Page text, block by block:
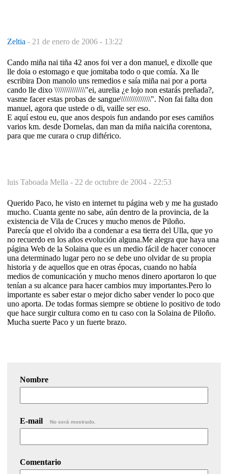
Zeltia - 21 de enero de 2006 - 13:22
Cando miña nai tiña 42 anos foi ver a don manuel, e dixolle que
lle doia o estomago e que jomitaba todo o que comía. Xa lle
escribira Don manolo uns remedios e saía miña nai por a porta
cando lle dixo \\\\\\\\\\\\\\\"ei, aurelia ¿e lojo non estarás preñada?,
vasme facer estas probas de sangue\\\\\\\\\\\\\\\". Non fai falta don
manuel, agora que ustede o di, vaille ser eso.
E aquí estou eu, que anos despois fun andando por eses camiños
varios km. desde Dornelas, dan man da miña naiciña corentona,
para que me curara o crup diftérico.
luis Taboada Mella - 22 de octubre de 2004 - 22:53
Querido Paco, he visto en internet tu página web y me ha gustado
mucho. Cuanta gente no sabe, aún dentro de la provincia, de la
existencia de Vila de Cruces y mucho menos de Piloño.
Parecía que el olvido iba a condenar a esa tierra del Ulla, que yo
no recuerdo en los años evolución alguna.Me alegra que haya una
página Web de la Solaina que es un medio fácil de hacer conocer
una determinado lugar pero no se debe uno olvidar de su propia
historia y de aquellos que en otras épocas, cuando no había
medios de comunicación y mucho menos dinero aportaron lo que
tenían a su alcance para hacer cambios muy importantes.Pero lo
importante es saber estar o mejor dicho saber vender lo poco que
uno aporta. De todas formas siempre se obtiene lo positivo de todo
que hace surgir cultura como en tu caso con la Solaina de Piloño.
Mucha suerte Paco y un fuerte brazo.
Nombre
E-mail No será mostrado.
Comentario